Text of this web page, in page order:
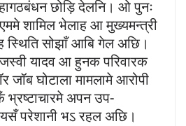
छोड़ि देलनि। ओ पुनः
शामिल भेलाह आ मुख्यमन्त्री
सोझाँ आबि गेल अछि।
यादव आ हुनक परिवारक
घोटाला मामलामे आरोपी
अपन उप-
परेशानी भऽ रहल अछि।